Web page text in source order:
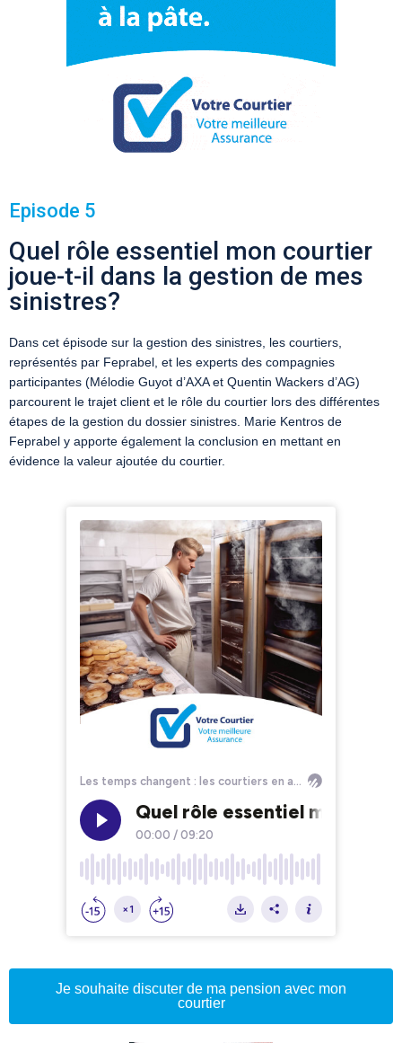
Episode 5
Quel rôle essentiel mon courtier
joue-t-il dans la gestion de mes
sinistres?
Dans cet épisode sur la gestion des sinistres, les courtiers,
représentés par Feprabel, et les experts des compagnies
participantes (Mélodie Guyot d’AXA et Quentin Wackers d’AG)
parcourent le trajet client et le rôle du courtier lors des différentes
étapes de la gestion du dossier sinistres. Marie Kentros de
Feprabel y apporte également la conclusion en mettant en
évidence la valeur ajoutée du courtier.
Je souhaite discuter de ma pension avec mon
courtier